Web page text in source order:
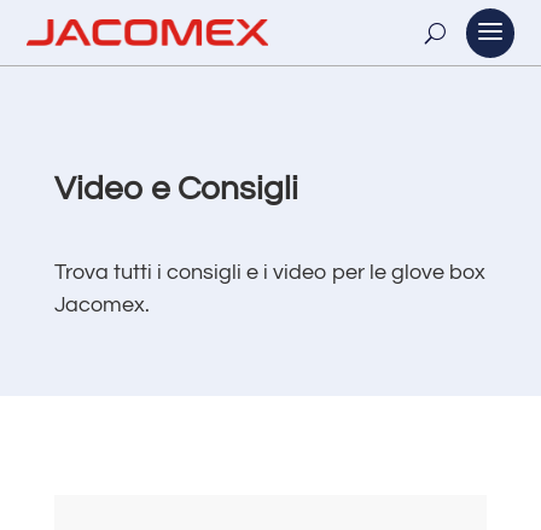
Video e Consigli
Trova tutti i consigli e i video per le glove box
Jacomex.